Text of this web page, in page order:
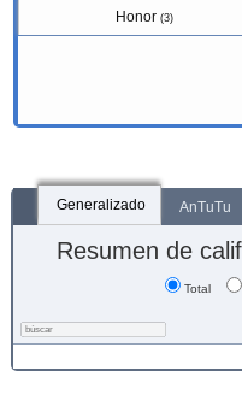
Honor(3)
Generalizado AnTuTu
Resumen de
Total